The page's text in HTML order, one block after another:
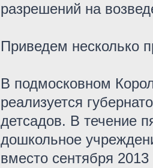
разрешений на
Приведем несколько
В подмосковном
реализуется
детсадов. В течение
дошкольное
вместо сентября